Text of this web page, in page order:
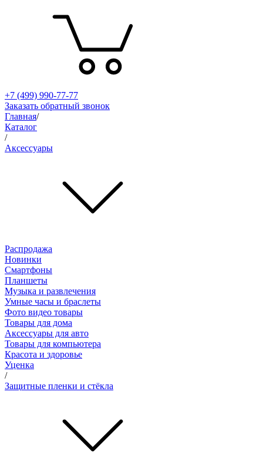
+7 (499) 990-77-77
Заказать обратный звонок
Главная/
Каталог
/
Аксессуары
Распродажа
Новинки
Смартфоны
Планшеты
Музыка и развлечения
Умные часы и браслеты
Фото видео товары
Товары для дома
Аксессуары для авто
Товары для компьютера
Красота и здоровье
Уценка
/
Защитные пленки и стёкла